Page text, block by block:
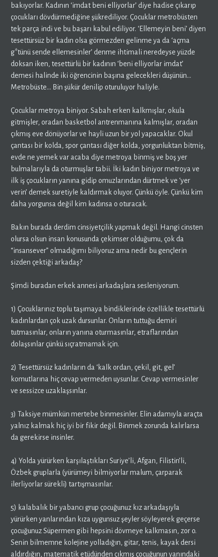
bakıyorlar. Kadının ‘imdat beni elliyorlar’ diye hadise çıkarıp
çocukları dövdürmediğine şükrediliyor. Çocuklar metrobüsten
tek parça indi ve bu başarı kabul ediliyor. ‘Ellemeyin beni’ diyen
tesettürsüz bir kadın olsa görmezden gelinme ya da ‘açma
g*tünü sende ellemesinler’ denme ihtimali neredeyse yüzde
doksan iken, tesettürlü bir kadının ‘beni elliyorlar imdat’
demesi halinde iki öğrencinin başına gelecekleri düşünün…
Metrobüste… Bin şükür denilip oturuluyor haliyle.
Çocuklar metroya biniyor. Sabah erken kalkmışlar, okula
gitmişler, oradan basketbol antrenmanına kalmışlar, oradan
çıkmış eve dönüyorlar ve hayli uzun bir yol yapacaklar. Okul
çantası bir kolda, spor çantası diğer kolda, yorgunluktan bitmiş,
evde ne yemek var acaba diye metroya binmiş ve boş yer
bulmalarıyla da oturmuşlar tabii. İki kadın biniyor metroya ve
ilk iş çocukların yanına gidip omuzlarından dürtmek ve ‘yer
verin’ demek suretiyle kaldırmak oluyor. Çünkü öyle. Çünkü kim
daha yorgunsa değil kim kadınsa o oturacak.
Bakın burada derdim cinsiyetçilik yapmak değil. Hangi cinsten
olursa olsun insan konusunda çekimser olduğumu, çok da
“insansever” olmadığımı biliyoruz ama nedir bu gençlerin
sizden çektiği arkadaş?
Şimdi buradan erkek annesi arkadaşlara sesleniyorum.
1) Çocuklarınız toplu taşımaya bindiklerinde özellikle tesettürlü
kadınlardan çok uzak dursunlar. Onların tuttuğu demiri
tutmasınlar, onların yanına oturmasınlar, etraflarından
dolaşsınlar çünkü sıçratmamak için.
2) Tesettürsüz kadınların da ‘kalk ordan, çekil, git, gel’
komutlarına hiç cevap vermeden uysunlar. Cevap vermesinler
ve sessizce uzaklaşsınlar.
3) Taksiye mümkün mertebe binmesinler. Elin adamıyla araçta
yalnız kalmak hiç iyi bir fikir değil. Binmek zorunda kalırlarsa
da gerekirse insinler.
4) Yolda yürürken karşılaştıkları Suriye’li, Afgan, Filistin’li,
Özbek gruplarla (yürümeyi bilmiyorlar malum, çarparak
ilerliyorlar sürekli) tartışmasınlar.
5) kalabalık bir yabancı grup çocuğunuz kız arkadaşıyla
yürürken yanlarından kıza uygunsuz şeyler söyleyerek geçerse
çocuğunuz Süpermen gibi hepsini dövmeye kalkmasın, zor o.
Senin bilmemne kolejine yolladığın, gitar, tenis, kayak dersi
aldırdığın, matematik etüdünden çıkmış çocuğunun yanındaki